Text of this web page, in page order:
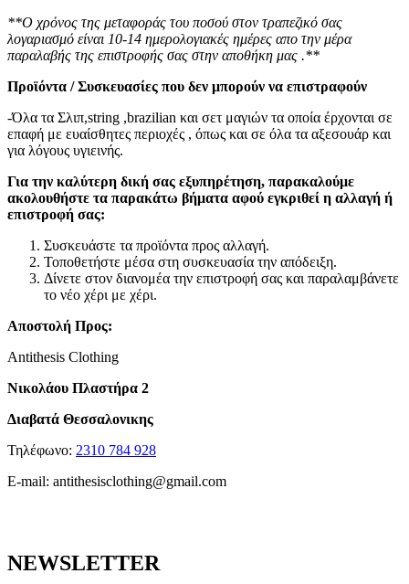
**Ο χρόνος της μεταφοράς του ποσού στον τραπεζικό σας
λογαριασμό είναι 10-14 ημερολογιακές ημέρες απο την μέρα
παραλαβής της επιστροφής σας στην αποθήκη μας .**
Προϊόντα / Συσκευασίες που δεν μπορούν να επιστραφούν
-Όλα τα Σλιπ,string ,brazilian και σετ μαγιών τα οποία έρχονται σε
επαφή με ευαίσθητες περιοχές , όπως και σε όλα τα αξεσουάρ και
για λόγους υγιεινής.
Για την καλύτερη δική σας εξυπηρέτηση, παρακαλούμε
ακολουθήστε τα παρακάτω βήματα αφού εγκριθεί η αλλαγή ή
επιστροφή σας:
Συσκευάστε τα προϊόντα προς αλλαγή.
Τοποθετήστε μέσα στη συσκευασία την απόδειξη.
Δίνετε στον διανομέα την επιστροφή σας και παραλαμβάνετε
το νέο χέρι με χέρι.
Αποστολή Προς:
Antithesis Clothing
Νικολάου Πλαστήρα 2
Διαβατά Θεσσαλονικης
Τηλέφωνο: 2310 784 928
E-mail: antithesisclothing@gmail.com
NEWSLETTER